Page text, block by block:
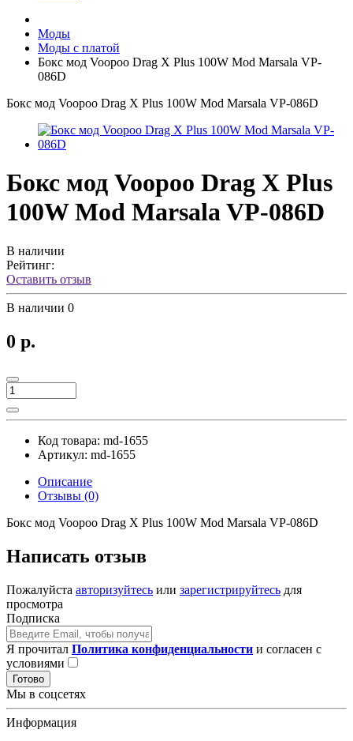
Моды
Моды с платой
Бокс мод Voopoo Drag X Plus 100W Mod Marsala VP-
086D
Бокс мод Voopoo Drag X Plus 100W Mod Marsala VP-086D
Бокс мод Voopoo Drag X Plus
100W Mod Marsala VP-086D
В наличии
Рейтинг:
Оставить отзыв
В наличии 0
0 р.
Код товара: md-1655
Артикул: md-1655
Описание
Отзывы (0)
Бокс мод Voopoo Drag X Plus 100W Mod Marsala VP-086D
Написать отзыв
Пожалуйста авторизуйтесь или зарегистрируйтесь для
просмотра
Подписка
Я прочитал Политика конфиденциальности и согласен с
условиями
Готово
Мы в соцсетях
Информация